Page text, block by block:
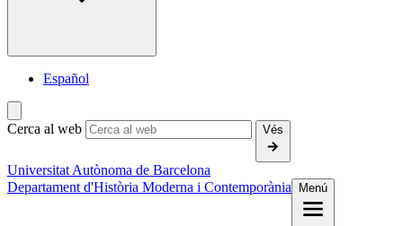
Español
Cerca al web Vés
Universitat Autònoma de Barcelona
Departament d'Història Moderna i Contemporània
Menú